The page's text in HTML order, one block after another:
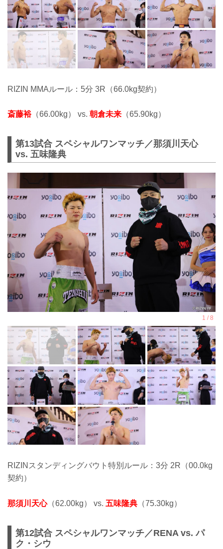
RIZIN MMAルール：5分 3R（66.0kg契約）
斎藤裕（66.00kg） vs. 朝倉未来 （65.90kg）
第13試合 スペシャルワンマッチ／那須川天心
vs. 五味隆典
RIZINスタンディングバウト特別ルール：3分 2R（00.0kg
契約）
那須川天心（62.00kg） vs. 五味隆典 （75.30kg）
第12試合 スペシャルワンマッチ／RENA vs. パ
ク・シウ